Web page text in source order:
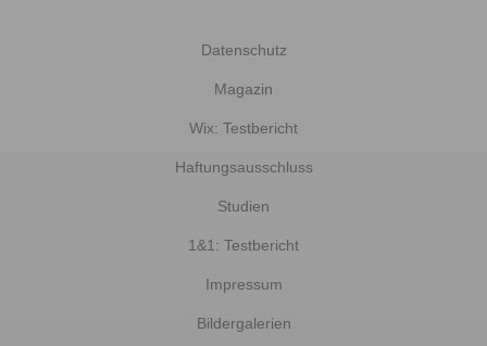
Datenschutz
Magazin
Wix: Testbericht
Haftungsausschluss
Studien
1&1: Testbericht
Impressum
Bildergalerien